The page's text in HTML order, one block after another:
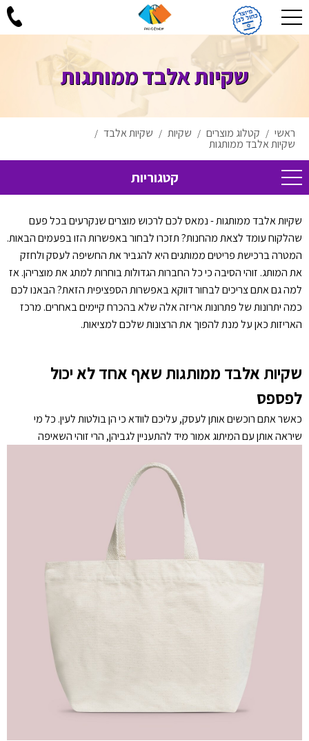
שקיות אלבד ממותגות
ראשי / קטלוג מוצרים / שקיות / שקיות אלבד /
שקיות אלבד ממותגות
קטגוריות
שקיות אלבד ממותגות - נמאס לכם לרכוש מוצרים שנקרעים בכל פעם
שהלקוח עומד לצאת מהחנות? תזכרו לבחור באפשרות הזו בפעמים הבאות.
המטרה ברכישת פריטים ממותגים היא להגביר את החשיפה לעסק ולחזק
את המותג. זוהי הסיבה כי כל החברות הגדולות בוחרות למתג את מוצריהן. אז
למה גם אתם צריכים לבחור דווקא באפשרות הספציפית הזאת? הבאנו לכם
כמה יתרונות של פתרונות אריזה אלה שלא בהכרח קיימים באחרים. מרכז
האריזות כאן על מנת להפוך את הרצונות שלכם למציאות.
שקיות אלבד ממותגות שאף אחד לא יכול
לפספס
כאשר אתם רוכשים אותן לעסק, עליכם לוודא כי הן בולטות לעין. כל מי
שיראה אותן עם המיתוג אמור מידלהתעניין לגביהן, הרי זוהי השאיפה